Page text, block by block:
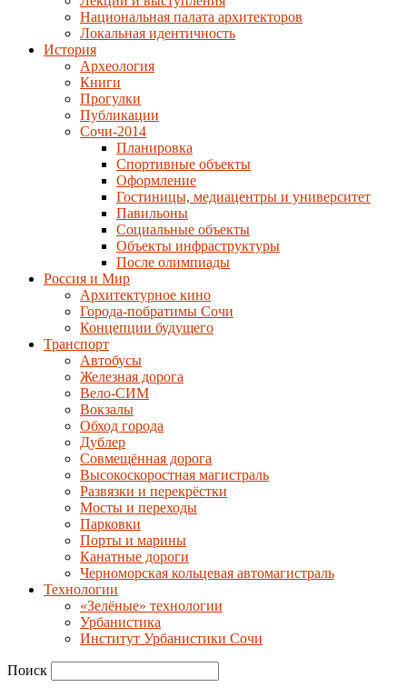
Национальная палата архитекторов
Локальная идентичность
История
Археология
Книги
Прогулки
Публикации
Сочи-2014
Планировка
Спортивные объекты
Оформление
Гостиницы, медиацентры и университет
Павильоны
Социальные объекты
Объекты инфраструктуры
После олимпиады
Россия и Мир
Архитектурное кино
Города-побратимы Сочи
Концепции будущего
Транспорт
Автобусы
Железная дорога
Вело-СИМ
Вокзалы
Обход города
Дублер
Совмещённая дорога
Высокоскоростная магистраль
Развязки и перекрёстки
Мосты и переходы
Парковки
Порты и марины
Канатные дороги
Черноморская кольцевая автомагистраль
Технологии
«Зелёные» технологии
Урбанистика
Институт Урбанистики Сочи
Поиск